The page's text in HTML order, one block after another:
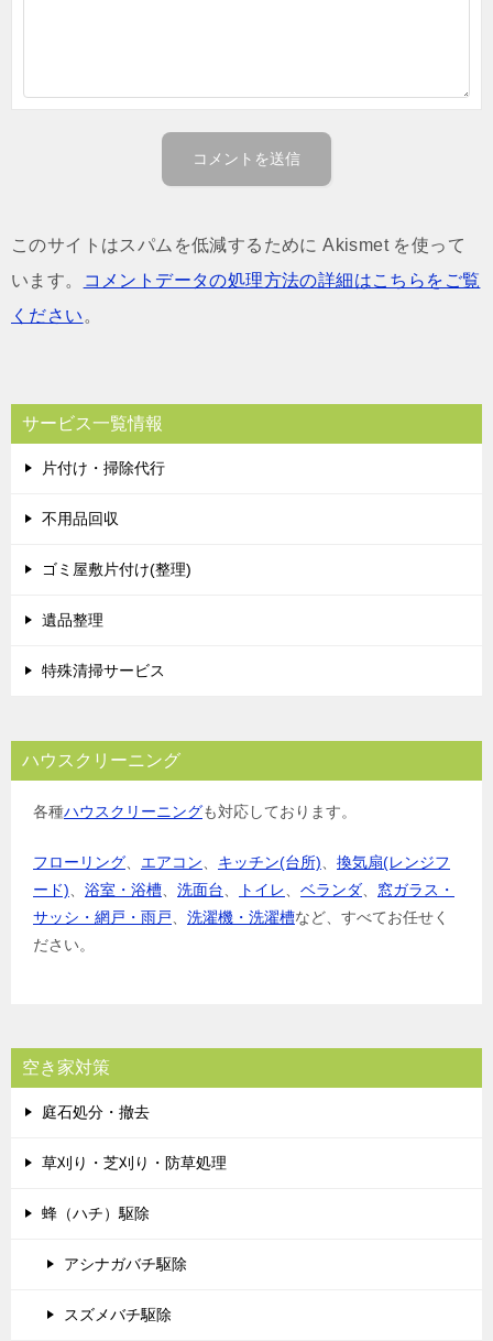
このサイトはスパムを低減するために Akismet を使って
います。
コメントデータの処理方法の詳細はこちらをご覧
ください 。
サービス一覧情報
片付け・掃除代行
不用品回収
ゴミ屋敷片付け(整理)
遺品整理
特殊清掃サービス
ハウスクリーニング
各種ハウスクリーニングも対応しております。
フローリング、 エアコン、 キッチン(台所)、 換気扇(レンジフ
ード)、 浴室・浴槽、 洗面台、 トイレ、 ベランダ、 窓ガラス・
サッシ・網戸・雨戸、 洗濯機・洗濯槽など、すべてお任せく
ださい。
空き家対策
庭石処分・撤去
草刈り・芝刈り・防草処理
蜂（ハチ）駆除
アシナガバチ駆除
スズメバチ駆除